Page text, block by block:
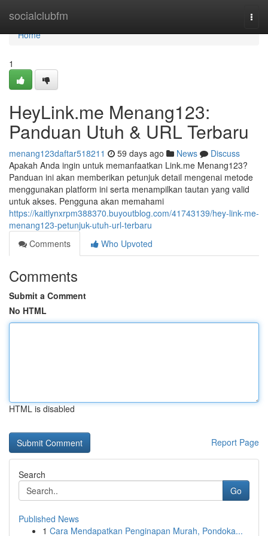
socialclubfm
Home
Home
1
HeyLink.me Menang123:
Panduan Utuh & URL Terbaru
menang123daftar518211 59 days ago News
Discuss
Apakah Anda ingin untuk memanfaatkan Link.me Menang123?
Panduan ini akan memberikan petunjuk detail mengenai metode
menggunakan platform ini serta menampilkan tautan yang valid
untuk akses. Pengguna akan memahami
https://kaitlynxrpm388370.buyoutblog.com/41743139/hey-link-me-
menang123-petunjuk-utuh-url-terbaru
Comments
Who Upvoted
Comments
Submit a Comment
No HTML
HTML is disabled
Report Page
Search
Go
Published News
1 Cara Mendapatkan Penginapan Murah, Pondoka...